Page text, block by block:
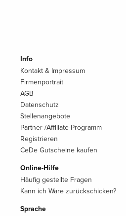
Info
Kontakt & Impressum
Firmenportrait
AGB
Datenschutz
Stellenangebote
Partner-/Affiliate-Programm
Registrieren
CeDe Gutscheine kaufen
Online-Hilfe
Häufig gestellte Fragen
Kann ich Ware zurückschicken?
Sprache